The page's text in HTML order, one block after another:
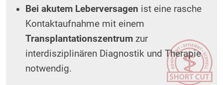
Bei akutem Leberversagen ist eine rasche
Kontaktaufnahme mit einem
Transplantationszentrum zur
interdisziplinären Diagnostik und Therapie
notwendig.